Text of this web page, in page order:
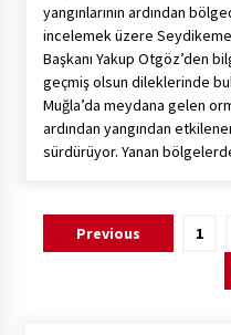
yangınlarının ardından
incelemek üzere
Başkanı Yakup Otgöz’den
geçmiş olsun dileklerinde
Muğla’da meydana gelen
ardından yangından
sürdürüyor. Yanan
Previous 1